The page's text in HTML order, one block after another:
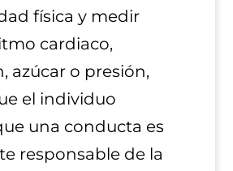
física y medir
cardiaco,
azúcar o presión,
el individuo
una conducta es
responsable de la